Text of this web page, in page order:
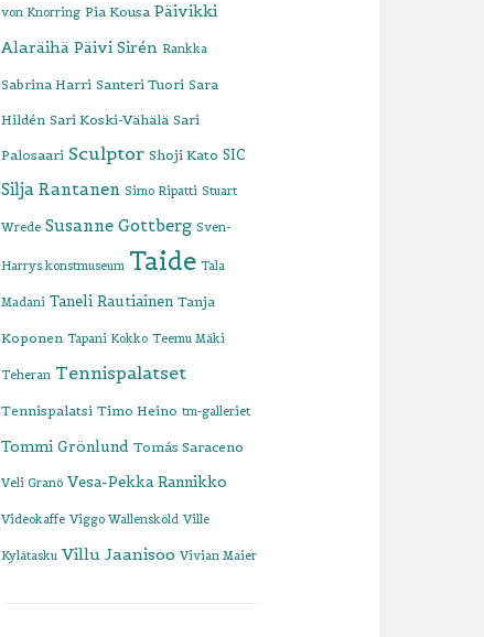
von Knorring Pia Kousa Päivikki
Alaräihä Päivi Sirén Rankka
Sabrina Harri Santeri Tuori Sara
Hildén Sari Koski-Vähälä Sari
Palosaari Sculptor Shoji Kato SIC
Silja Rantanen Simo Ripatti Stuart
Wrede Susanne Gottberg Sven-
Harrys konstmuseum Taide Tala
Madani Taneli Rautiainen Tanja
Koponen Tapani Kokko Teemu Mäki
Teheran Tennispalatset
Tennispalatsi Timo Heino tm-galleriet
Tommi Grönlund Tomás Saraceno
Veli Granö Vesa-Pekka Rannikko
Videokaffe Viggo Wallensköld Ville
Kylätasku Villu Jaanisoo Vivian Maier